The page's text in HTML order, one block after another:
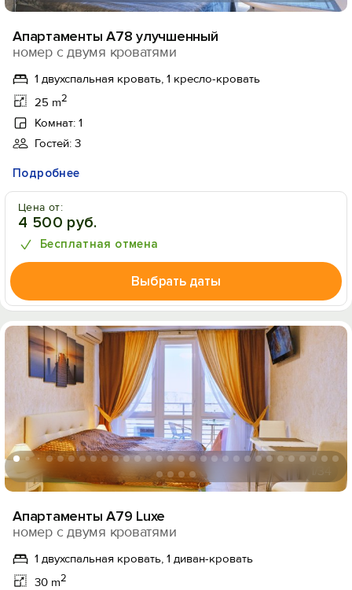
Апартаменты А78 улучшенный
номер с двумя кроватями
1 двухспальная кровать, 1 кресло-кровать
25 m2
Комнат: 1
Гостей: 3
Подробнее
Цена от:
4 500 руб.
Бесплатная отмена
Выбрать даты
1 /34
Апартаменты А79 Luxe
номер с двумя кроватями
1 двухспальная кровать, 1 диван-кровать
30 m2